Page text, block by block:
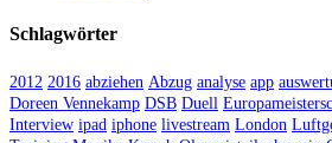
Schlagwörter
2012 2016 abziehen Abzug analyse app
Doreen Vennekamp DSB Duell
Interview ipad iphone livestream London